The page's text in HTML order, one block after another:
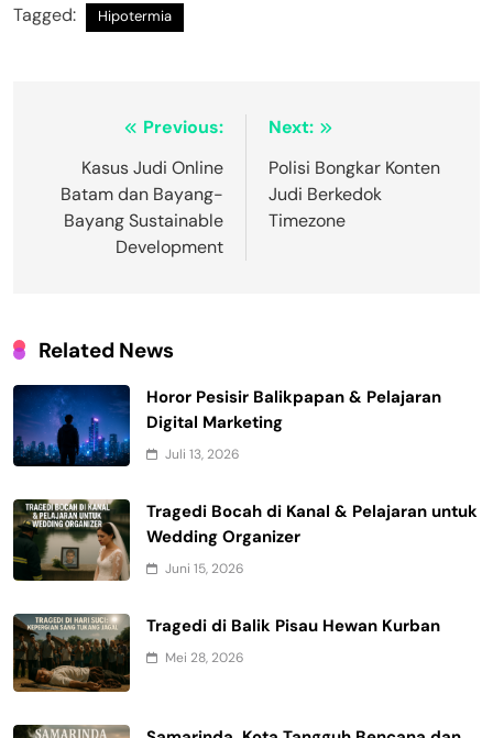
Tagged: Hipotermia
NavigasiPrevious:
Kasus Judi Online
Batam dan Bayang-
Bayang Sustainable
Development
Next:
Polisi Bongkar Konten
Judi Berkedok
Timezone
Related News
Horor Pesisir Balikpapan & Pelajaran
Digital Marketing
Juli 13, 2026
Tragedi Bocah di Kanal & Pelajaran untuk
Wedding Organizer
Juni 15, 2026
Tragedi di Balik Pisau Hewan Kurban
Mei 28, 2026